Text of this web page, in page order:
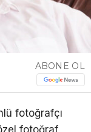
ABONE OL
fotoğrafçı